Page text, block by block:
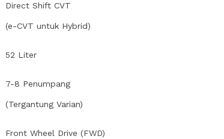
Direct Shift CVT
(e-CVT untuk Hybrid)
52 Liter
7-8 Penumpang
(Tergantung Varian)
Front Wheel Drive (FWD)